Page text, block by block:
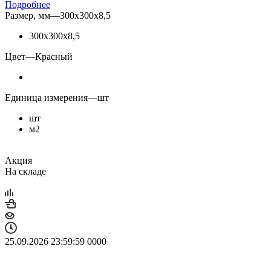
Подробнее
Размер, мм—300х300х8,5
300х300х8,5
Цвет—Красный
Единица измерения—шт
шт
м2
Акция
На складе
25.09.2026 23:59:59 0000